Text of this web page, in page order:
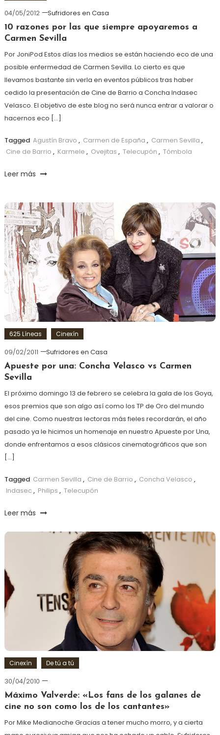
04/05/2012
Sufridores en Casa
10 razones por las que siempre apoyaremos a
Carmen Sevilla
Por JoniPod Estos días los medios se están haciendo eco de una
posible enfermedad de Carmen Sevilla. Lo cierto es que
llevamos bastante sin verla en eventos públicos tras haber
cedido la presentación de Cine de Barrio a Concha Indasec
Velasco. El objetivo de este blog no será nunca entrar a valorar o
hacernos eco […]
Tagged Agustín Bravo , Carmen de España , Carmen Sevilla ,
Cine de Barrio , Karmele , Ovejitas , Telecupón , Tómbola
Leer más
625 Líneas Cinexín
09/02/2011
Sufridores en Casa
Apueste por una: Concha Velasco vs Carmen
Sevilla
El próximo domingo 13 de febrero se celebra la gala de los Goya,
esos premios que son algo así como los TP de Oro del mundo
del cine. Como nuestras lectoras más fieles recordarán, el año
pasado ya le hicimos un homenaje en nuestro Apueste por Una,
donde enfrentamos a esos clásicos cinematográficos que son
[…]
Tagged Carmen Sevilla , Cine de Barrio , Concha Velasco ,
Indasec , Philips , Telecupón
Leer más
Cinexín De tú a tú
30/04/2010
Máximo Valverde: «Los fans de los galanes de
cine no son como los de los cantantes»
Por Mike Medianoche Gracias a tener mucho morro, y a cierta